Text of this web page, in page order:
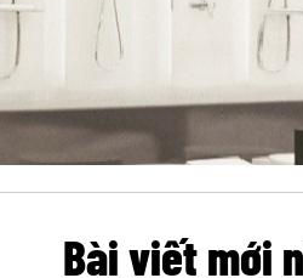
Bài viết mới